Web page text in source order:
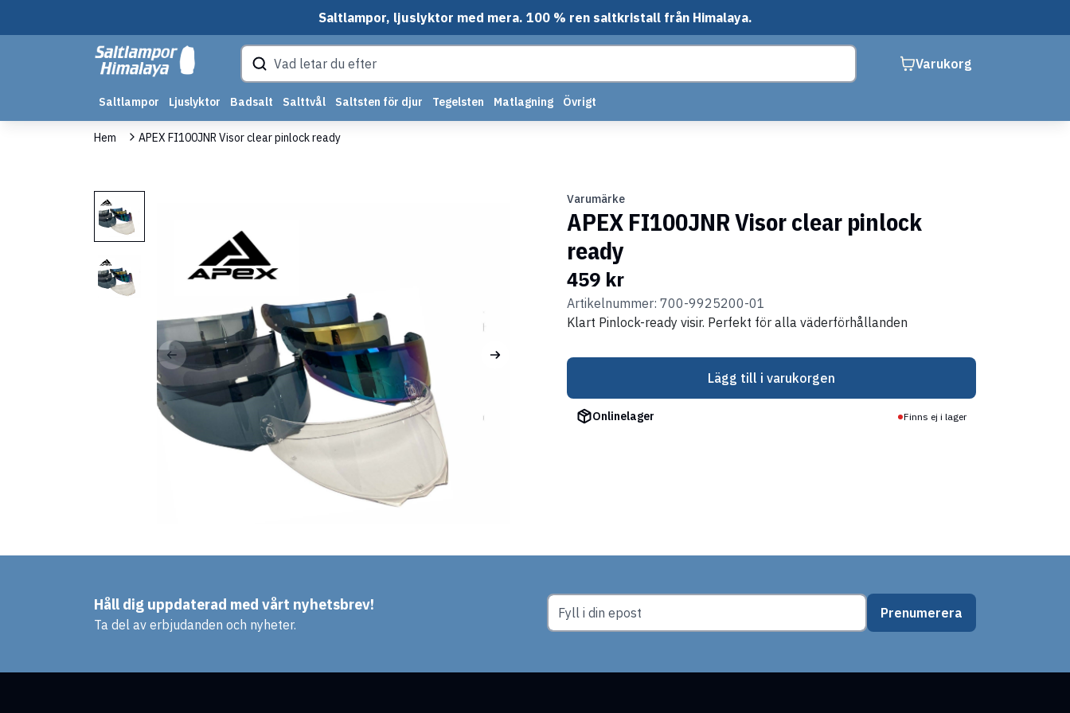
Saltlampor, ljuslyktor med mera. 100 % ren saltkristall från Himalaya.
Varukorg
Saltlampor Ljuslyktor Badsalt Salttvål Saltsten för djur Tegelsten Matlagning Övrigt
Hem APEX FI100JNR Visor clear pinlock ready
Varumärke
APEX FI100JNR Visor clear pinlock
ready
459 kr
Artikelnummer: 700-9925200-01
Klart Pinlock-ready visir. Perfekt för alla väderförhållanden
Lägg till i varukorgen
Onlinelager Finns ej i lager
Håll dig uppdaterad med vårt nyhetsbrev!
Ta del av erbjudanden och nyheter.
Prenumerera